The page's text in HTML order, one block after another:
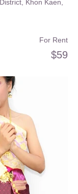
Khon Kaen,
For Rent
$59